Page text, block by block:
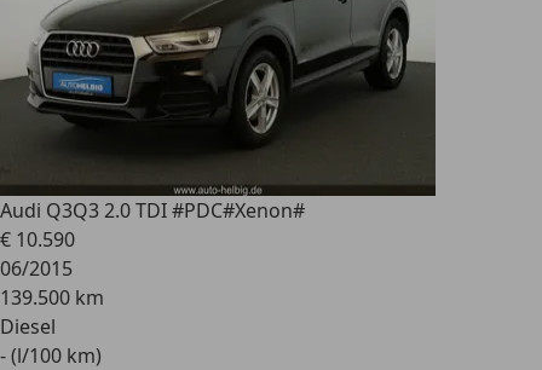
Audi Q3Q3 2.0 TDI #PDC#Xenon#
€ 10.590
06/2015
139.500 km
Diesel
- (l/100 km)